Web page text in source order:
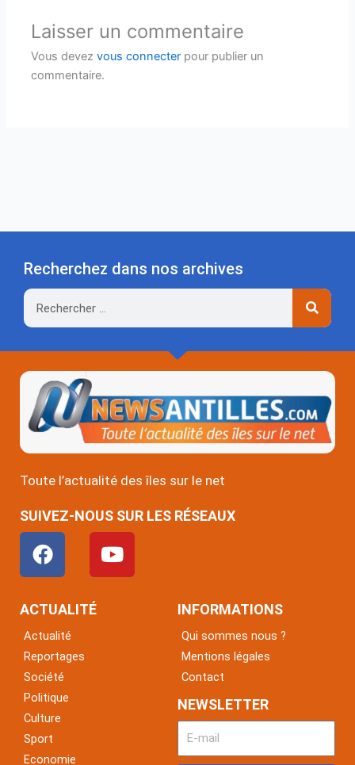
Laisser un commentaire
Vous devezvous connecter pour publier un
commentaire.
Recherchez dans nos archives
Rechercher
Toute l’actualité des îles sur le net
SUIVEZ-NOUS SUR LES RÉSEAUX
F
a
c
e
o
o
k
Y
o
u
ACTUALITÉ
Actualité
Reportages
Société
Politique
Culture
Sport
Economie
INFORMATIONS
Qui sommes nous ?
Mentions légales
Contact
NEWSLETTER